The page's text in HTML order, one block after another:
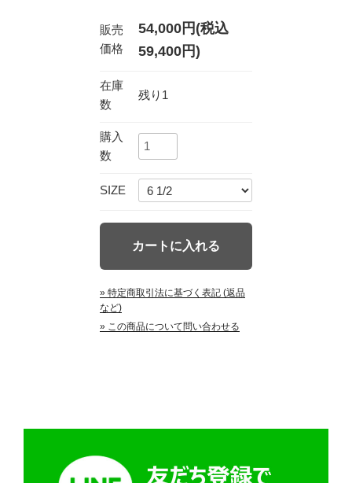
販売
価格
54,000円(税込
59,400円)
在庫
数
残り1
購入
数
SIZE
» 特定商取引法に基づく表記 (返品
など)
» この商品について問い合わせる